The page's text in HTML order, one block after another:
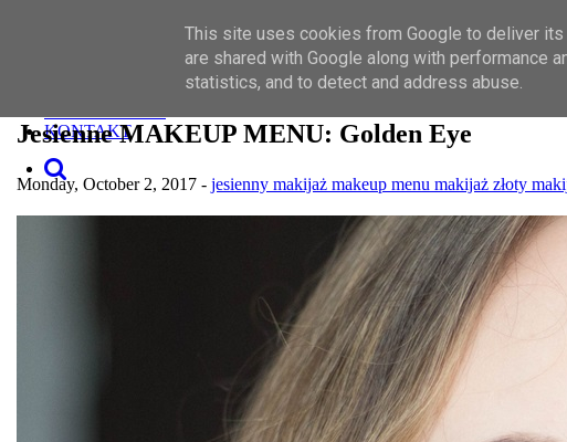
KONTAKT
SZUKAJ
Jesienne MAKEUP MENU: Golden Eye
Monday, October 2, 2017 - jesienny makijaż makeup menu makijaż złoty
This site uses cookies from Google to deliver
are shared with Google along with performance
statistics, and to detect and address abuse.